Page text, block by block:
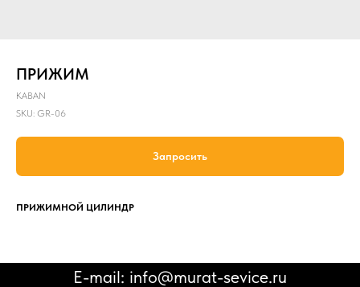
ПРИЖИМ
KABAN
SKU: GR-06
Запросить
ПРИЖИМНОЙ ЦИЛИНДР
E-mail: info@murat-sevice.ru